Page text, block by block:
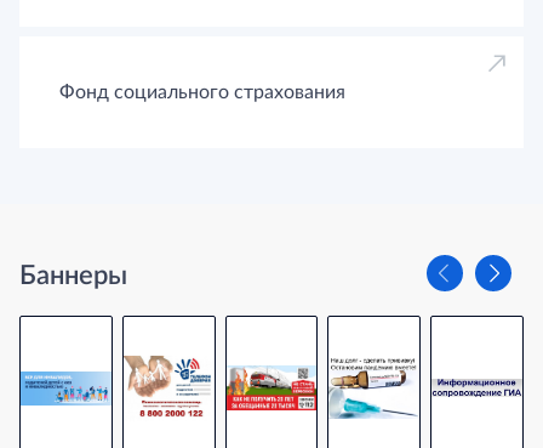
Фонд социального страхования
Баннеры